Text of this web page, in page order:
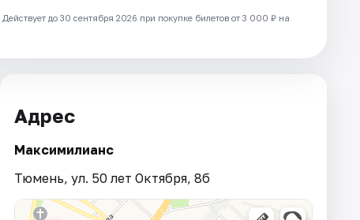
Действует до 30 сентября 2026 при покупке билетов от 3 000 ₽ на
Адрес
Максимилианс
Тюмень, ул. 50 лет Октября, 8б